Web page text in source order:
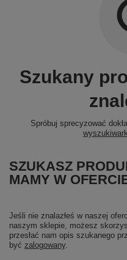
Szukany
Spróbuj sprecyzować
SZUKASZ
MAMY W
Jeśli nie znalazłeś w naszej
naszym sklepie, możesz
przesłać nam opis szukanego
być zalogowany.